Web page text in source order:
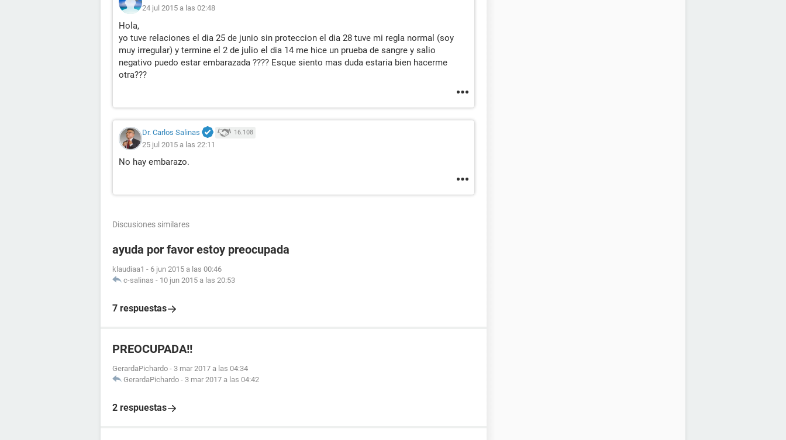
24 jul 2015 a las 02:48
Hola,
yo tuve relaciones el dia 25 de junio sin proteccion el dia 28 tuve mi regla normal (soy
muy irregular) y termine el 2 de julio el dia 14 me hice un prueba de sangre y salio
negativo puedo estar embarazada ???? Esque siento mas duda estaria bien hacerme
otra???
Dr. Carlos Salinas 16.108
25 jul 2015 a las 22:11
No hay embarazo.
Discusiones similares
ayuda por favor estoy preocupada
klaudiaa1 - 6 jun 2015 a las 00:46
c-salinas - 10 jun 2015 a las 20:53
7 respuestas
PREOCUPADA!!
GerardaPichardo - 3 mar 2017 a las 04:34
GerardaPichardo - 3 mar 2017 a las 04:42
2 respuestas